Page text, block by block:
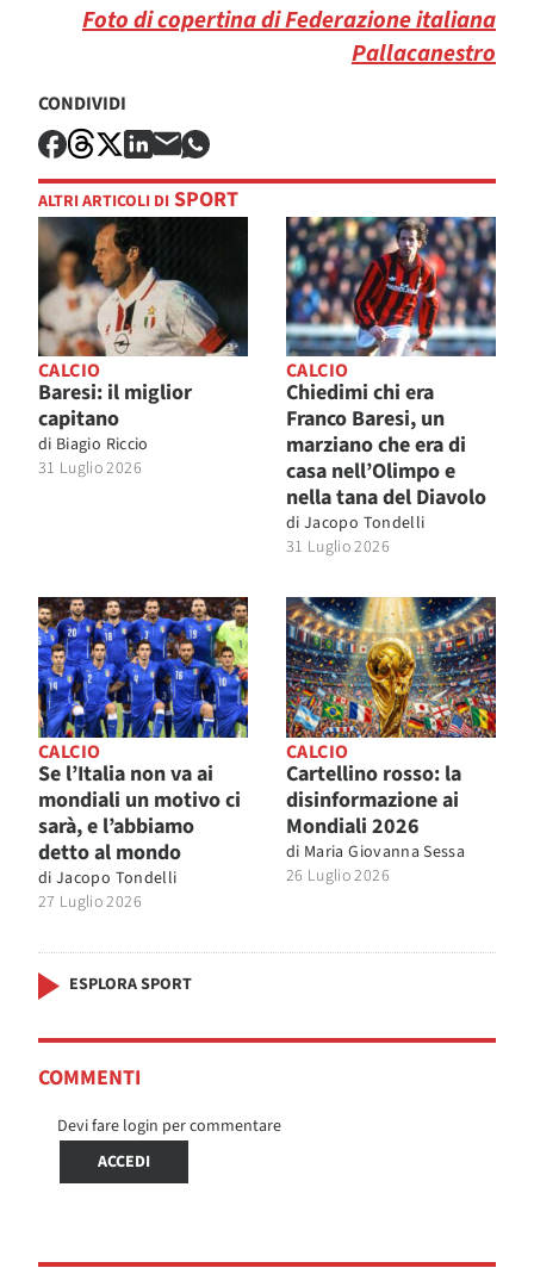
Foto di copertina di Federazione italiana
Pallacanestro
CONDIVIDI
ALTRI ARTICOLI DI SPORT
CALCIO
Baresi: il miglior
capitano
di Biagio Riccio
31 Luglio 2026
CALCIO
Chiedimi chi era
Franco Baresi, un
marziano che era di
casa nell’Olimpo e
nella tana del Diavolo
di Jacopo Tondelli
31 Luglio 2026
CALCIO
Se l’Italia non va ai
mondiali un motivo ci
sarà, e l’abbiamo
detto al mondo
di Jacopo Tondelli
27 Luglio 2026
CALCIO
Cartellino rosso: la
disinformazione ai
Mondiali 2026
di Maria Giovanna Sessa
26 Luglio 2026
ESPLORA SPORT
COMMENTI
Devi fare login per commentare
ACCEDI